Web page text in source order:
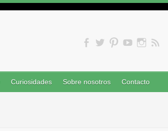
Curiosidades Sobre nosotros Contacto